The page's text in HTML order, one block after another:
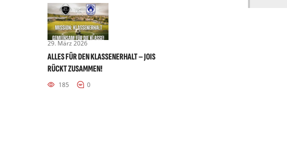
29. März 2026
ALLES FÜR DEN KLASSENERHALT – JOIS
RÜCKT ZUSAMMEN!
185 0